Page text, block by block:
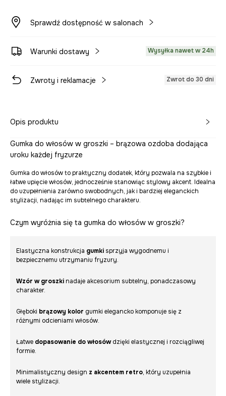
Sprawdź dostępność w salonach
Warunki dostawy Wysyłka nawet w 24h
Zwroty i reklamacje Zwrot do 30 dni
Opis produktu
Gumka do włosów w groszki – brązowa ozdoba dodająca
uroku każdej fryzurze
Gumka do włosów to praktyczny dodatek, który pozwala na szybkie i
łatwe upięcie włosów, jednocześnie stanowiąc stylowy akcent. Idealna
do uzupełnienia zarówno swobodnych, jak i bardziej eleganckich
stylizacji, nadając im subtelnego charakteru.
Czym wyróżnia się ta gumka do włosów w groszki?
Elastyczna konstrukcja gumki sprzyja wygodnemu i
bezpiecznemu utrzymaniu fryzury.
Wzór w groszki nadaje akcesorium subtelny, ponadczasowy
charakter.
Głęboki brązowy kolor gumki elegancko komponuje się z
różnymi odcieniami włosów.
Łatwe dopasowanie do włosówdzięki elastycznej i rozciągliwej
formie.
Minimalistyczny design z akcentem retro, który uzupełnia
wiele stylizacji.